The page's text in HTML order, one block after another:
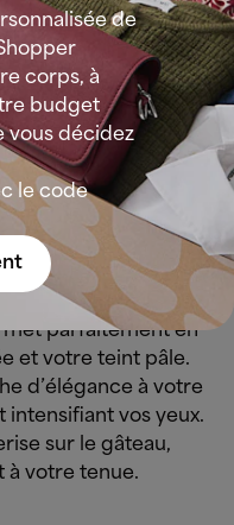
avec ce type
beauté en tant
tout simplement
sombres, froides
bleu marine, le
Ces couleurs
avec votre peau
profonds.Le noir,
parfaitement en
et votre teint pâle.
d’élégance à votre
intensifiant vos yeux.
sur le gâteau,
à votre tenue.
de
corps, à
budget
vous décidez
le code